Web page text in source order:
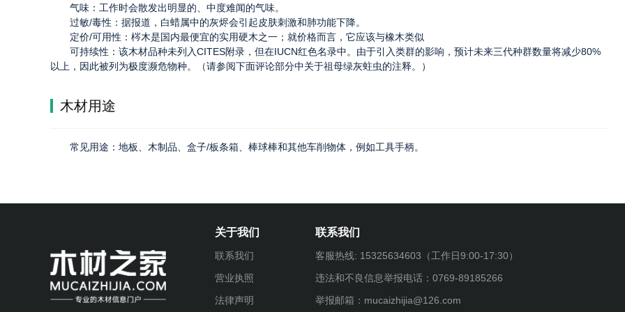
气味：工作时会散发出明显的、中度难闻的气味。
过敏/毒性：据报道，白蜡属中的灰烬会引起皮肤刺激和肺功能下降。
定价/可用性：梣木是国内最便宜的实用硬木之一；就价格而言，它应该与橡木类似
可持续性：该木材品种未列入CITES附录，但在IUCN红色名录中。由于引入类群的影响，预计未来三代种群数量将减少80%
以上，因此被列为极度濒危物种。（请参阅下面评论部分中关于祖母绿灰蛀虫的注释。）
木材用途
常见用途：地板、木制品、盒子/板条箱、棒球棒和其他车削物体，例如工具手柄。
关于我们
联系我们
营业执照
法律声明
联系我们
客服热线: 15325634603（工作日9:00-17:30）
违法和不良信息举报电话：0769-89185266
举报邮箱：mucaizhijia@126.com